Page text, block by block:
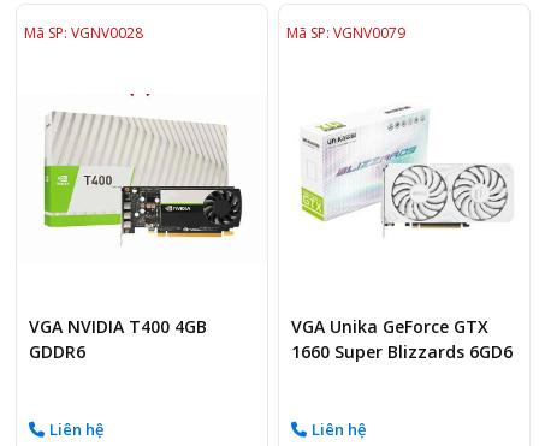
Mã SP: VGNV0028
VGA NVIDIA T400 4GB
GDDR6
Liên hệ
Mã SP: VGNV0079
VGA Unika GeForce GTX
1660 Super Blizzards 6GD6
Liên hệ